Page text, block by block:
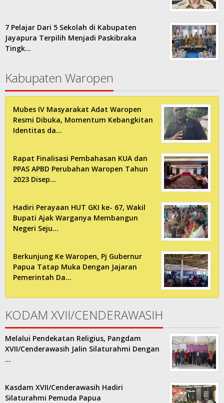
7 Pelajar Dari 5 Sekolah di Kabupaten
Jayapura Terpilih Menjadi Paskibraka
Tingk…
Kabupaten Waropen
Mubes IV Masyarakat Adat Waropen
Resmi Dibuka, Momentum Kebangkitan
Identitas da…
Rapat Finalisasi Pembahasan KUA dan
PPAS APBD Perubahan Waropen Tahun
2023 Disep…
Hadiri Perayaan HUT GKI ke- 67, Wakil
Bupati Ajak Warganya Membangun
Negeri Seju…
Berkunjung Ke Waropen, Pj Gubernur
Papua Tatap Muka Dengan Jajaran
Pemerintah Da…
KODAM XVII/CENDERAWASIH
Melalui Pendekatan Religius, Pangdam
XVII/Cenderawasih Jalin Silaturahmi Dengan
…
Kasdam XVII/Cenderawasih Hadiri
Silaturahmi Pemuda Papua